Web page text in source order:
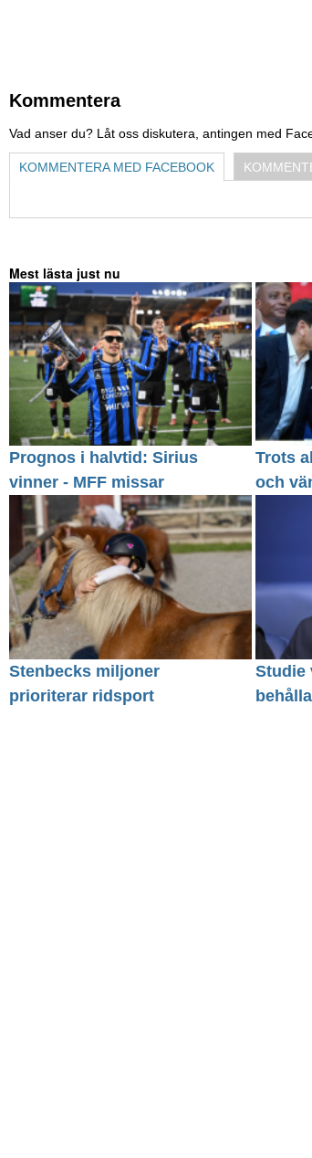
Kommentera
Vad anser du? Låt oss diskutera, antingen med
KOMMENTERA MED FACEBOOK
Mest lästa just nu
Prognos i halvtid: Sirius
vinner - MFF missar
Trots
och
Stenbecks miljoner
prioriterar ridsport
Studie